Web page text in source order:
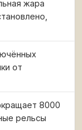
жара
от
8000
рельсы